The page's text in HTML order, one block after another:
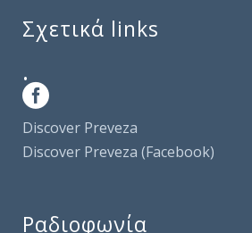
Σχετικά links
.
Discover Preveza
Discover Preveza (Facebook)
Ραδιοφωνία